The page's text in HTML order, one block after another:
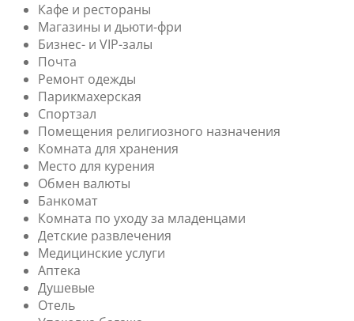
Кафе и рестораны
Магазины и дьюти-фри
Бизнес- и VIP-залы
Почта
Ремонт одежды
Парикмахерская
Спортзал
Помещения религиозного назначения
Комната для хранения
Место для курения
Обмен валюты
Банкомат
Комната по уходу за младенцами
Детские развлечения
Медицинские услуги
Аптека
Душевые
Отель